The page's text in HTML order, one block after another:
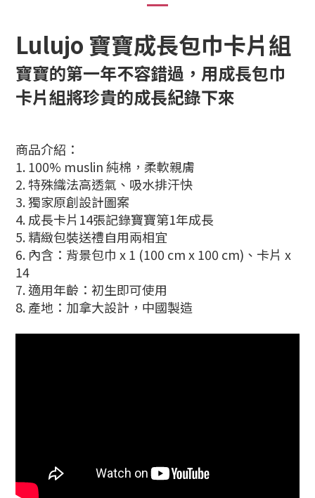
Lulujo 寶寶成長包巾卡片組
寶寶的第一年不容錯過，用成長包巾
卡片組將珍貴的成長紀錄下來
商品介紹：
1. 100% muslin 純棉，柔軟親膚
2. 特殊織法高透氣、吸水排汗快
3. 獨家原創設計圖案
4. 成長卡片14張記錄寶寶第1年成長
5. 精緻包裝送禮自用兩相宜
6. 內含：背景包巾 x 1 (100 cm x 100 cm)、卡片 x
14
7. 適用年齡：初生即可使用
8. 產地：加拿大設計，中國製造